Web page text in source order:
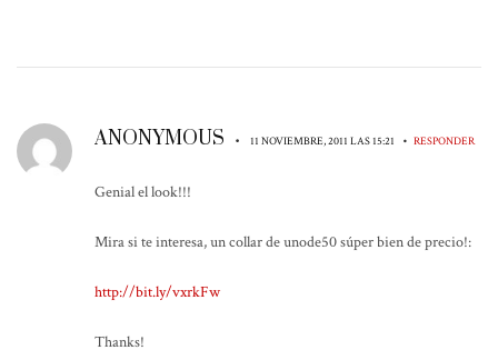
ANONYMOUS • 11 NOVIEMBRE, 2011 LAS 15:21 • RESPONDER
Genial el look!!!
Mira si te interesa, un collar de unode50 súper bien de precio!:
http://bit.ly/vxrkFw
Thanks!